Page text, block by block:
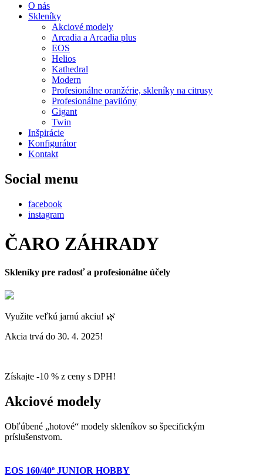
O nás
Skleníky
Akciové modely
Arcadia a Arcadia plus
EOS
Helios
Kathedral
Modern
Profesionálne oranžérie, skleníky na citrusy
Profesionálne pavilóny
Gigant
Twin
Inšpirácie
Konfigurátor
Kontakt
Social menu
facebook
instagram
ČARO ZÁHRADY
Skleníky pre radosť a profesionálne účely
Využite veľkú jarnú akciu! 🌿
Akcia trvá do 30. 4. 2025!
Získajte -10 % z ceny s DPH!
Akciové modely
Obľúbené „hotové“ modely skleníkov so špecifickým
príslušenstvom.
EOS 160/40º JUNIOR HOBBY